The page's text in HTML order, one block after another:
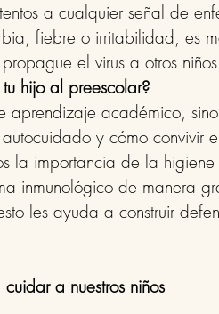
a cualquier señal de
fiebre o irritabilidad, es
el virus a otros
hijo al preescolar?
aprendizaje académico,
y cómo convivir
la importancia de la
inmunológico de manera
les ayuda a construir
a nuestros niños